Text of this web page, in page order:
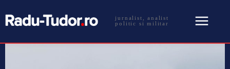
jurnalist, analist
politic si militar